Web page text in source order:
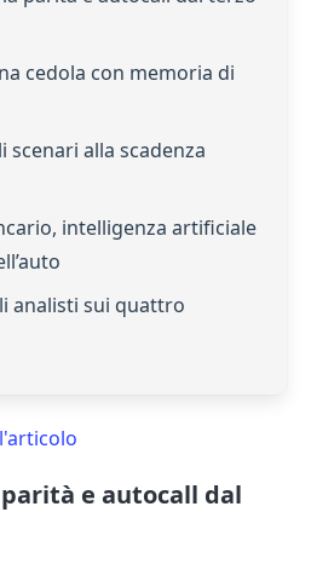
cedola con memoria di
scenari alla scadenza
intelligenza artificiale
analisti sui quattro
e autocall dal